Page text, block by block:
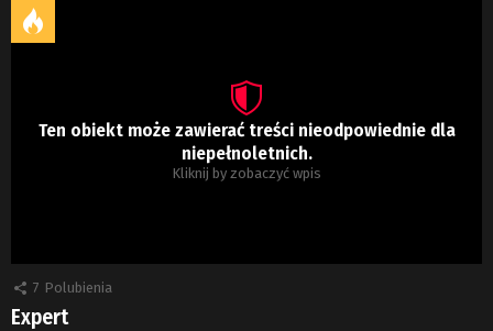
Ten obiekt może zawierać treści nieodpowiednie dla
niepełnoletnich.
Kliknij by zobaczyć wpis
7 Polubienia
Expert